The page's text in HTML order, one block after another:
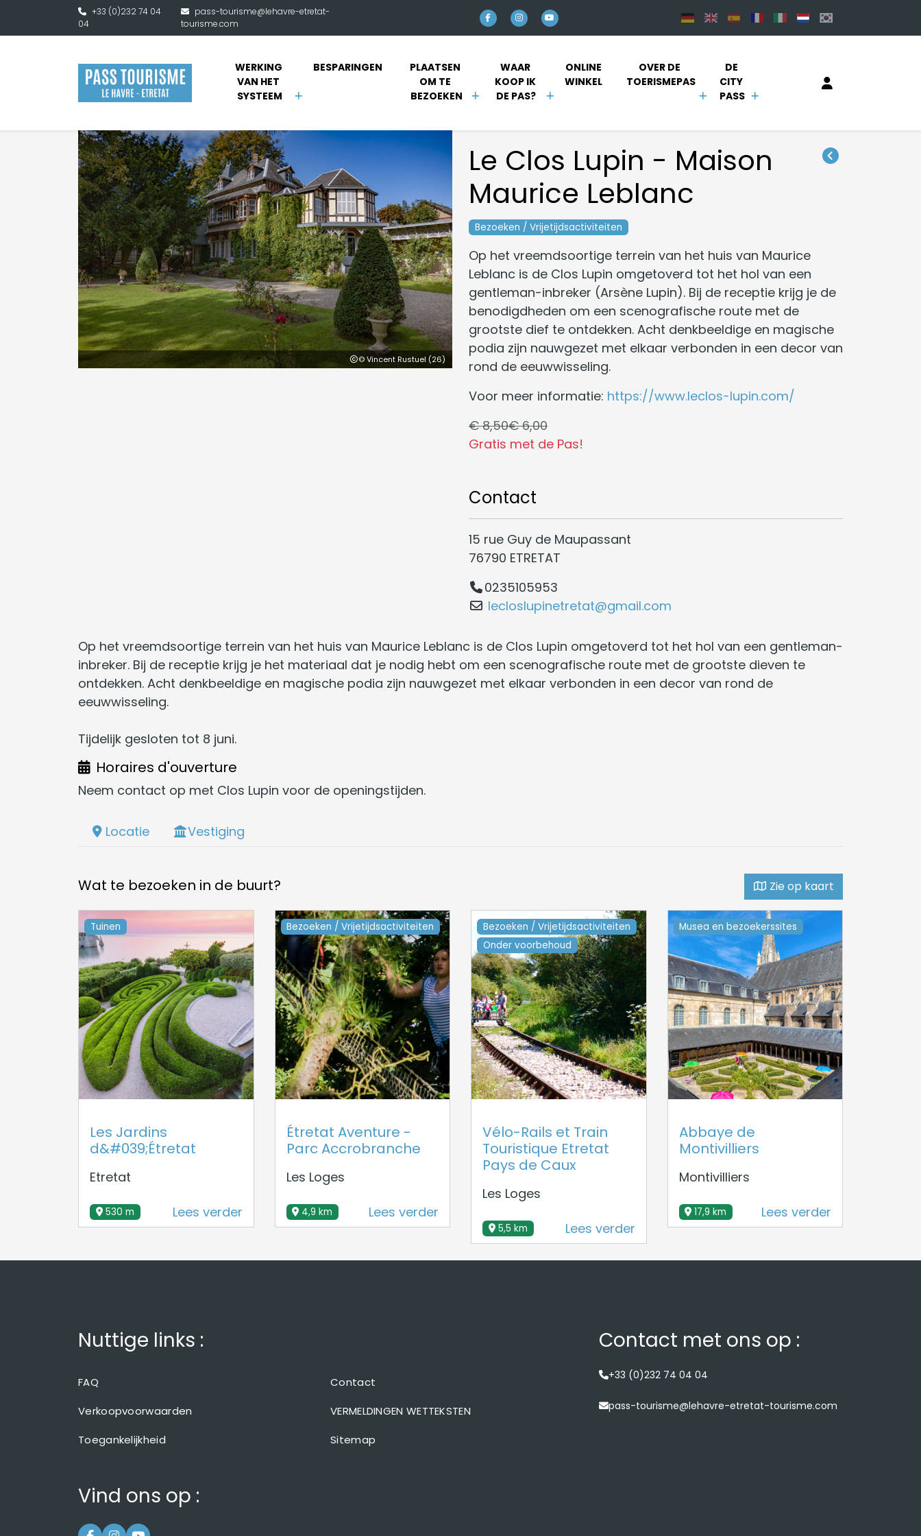
Naar hoofdinhoud
+33 (0)232 74 04
04
pass-tourisme@lehavre-etretat-
tourisme.com
WERKING
VAN HET
SYSTEEM
BESPARINGEN
PLAATSEN
OM TE
BEZOEKEN
WAAR
KOOP IK
DE PAS?
ONLINE
WINKEL
OVER DE
TOERISMEPAS
DE
CITY
PASS
© Vincent Rustuel (26)
Le Clos Lupin - Maison
Maurice Leblanc
Bezoeken / Vrijetijdsactiviteiten
Op het vreemdsoortige terrein van het huis van Maurice
Leblanc is de Clos Lupin omgetoverd tot het hol van een
gentleman-inbreker (Arsène Lupin). Bij de receptie krijg je de
benodigdheden om een scenografische route met de
grootste dief te ontdekken. Acht denkbeeldige en magische
podia zijn nauwgezet met elkaar verbonden in een decor van
rond de eeuwwisseling.
Voor meer informatie: https://www.leclos-lupin.com/
€ 8,50€ 6,00
Gratis met de Pas!
Contact
15 rue Guy de Maupassant
76790 ETRETAT
0235105953
lecloslupinetretat@gmail.com
Op het vreemdsoortige terrein van het huis van Maurice Leblanc is de Clos Lupin omgetoverd tot het hol van een gentleman-
inbreker. Bij de receptie krijg je het materiaal dat je nodig hebt om een scenografische route met de grootste dieven te
ontdekken. Acht denkbeeldige en magische podia zijn nauwgezet met elkaar verbonden in een decor van rond de
eeuwwisseling.
Tijdelijk gesloten tot 8 juni.
Horaires d'ouverture
Neem contact op met Clos Lupin voor de openingstijden.
Locatie Vestiging
Wat te bezoeken in de buurt? Zie op kaart
Tuinen
Les Jardins
d&#039;Étretat
Etretat
530 m Lees verder
Bezoeken / Vrijetijdsactiviteiten
Étretat Aventure -
Parc Accrobranche
Les Loges
4,9 km Lees verder
Bezoeken / Vrijetijdsactiviteiten
Onder voorbehoud
Vélo-Rails et Train
Touristique Etretat
Pays de Caux
Les Loges
5,5 km Lees verder
Musea en bezoekerssites
Abbaye de
Montivilliers
Montivilliers
17,9 km Lees verder
Nuttige links :
FAQ
Contact
Verkoopvoorwaarden
VERMELDINGEN WETTEKSTEN
Toegankelijkheid
Sitemap
Contact met ons op :
+33 (0)232 74 04 04
pass-tourisme@lehavre-etretat-tourisme.com
Vind ons op :